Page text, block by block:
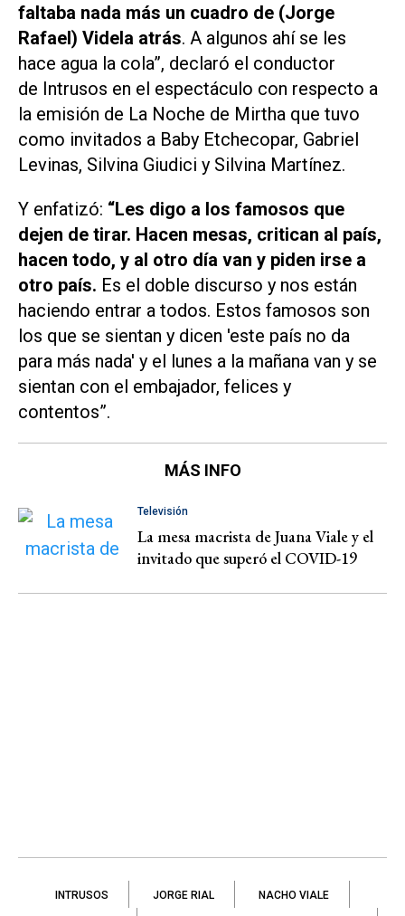
faltaba nada más un cuadro de (Jorge
Rafael) Videla atrás. A algunos ahí se les
hace agua la cola”, declaró el conductor
de Intrusos en el espectáculo con respecto a
la emisión de La Noche de Mirtha que tuvo
como invitados a Baby Etchecopar, Gabriel
Levinas, Silvina Giudici y Silvina Martínez.
Y enfatizó: “Les digo a los famosos que
dejen de tirar. Hacen mesas, critican al país,
hacen todo, y al otro día van y piden irse a
otro país. Es el doble discurso y nos están
haciendo entrar a todos. Estos famosos son
los que se sientan y dicen 'este país no da
para más nada' y el lunes a la mañana van y se
sientan con el embajador, felices y
contentos”.
MÁS INFO
Televisión
La mesa macrista de Juana Viale y el
invitado que superó el COVID-19
INTRUSOS JORGE RIAL NACHO VIALE